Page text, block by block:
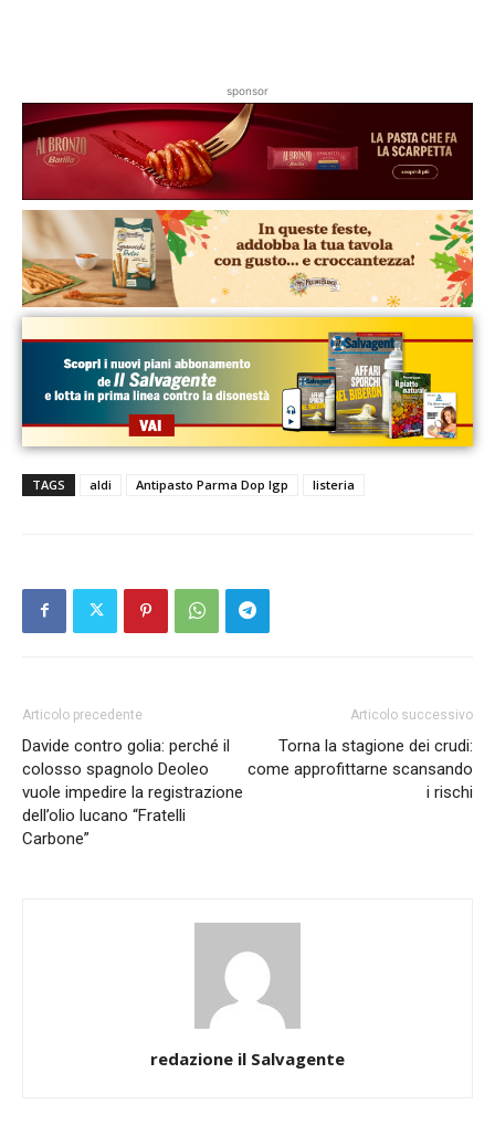
sponsor
TAGS aldi Antipasto Parma Dop Igp listeria
Articolo precedente
Davide contro golia: perché il
colosso spagnolo Deoleo
vuole impedire la registrazione
dell’olio lucano “Fratelli
Carbone”
Articolo successivo
Torna la stagione dei crudi:
come approfittarne scansando
i rischi
redazione il Salvagente